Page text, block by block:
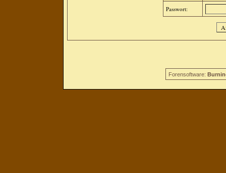
Passwort:
Forensoftware: